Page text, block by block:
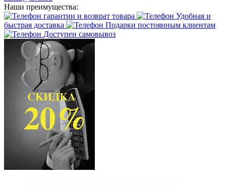
Наши преимущества:
гарантии и возврат товара
Удобная и
быстрая доставка
Подарки постоянным клиентам
Доступен самовывоз